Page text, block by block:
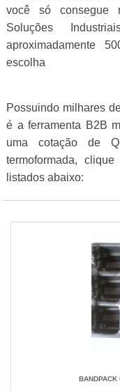
você só consegue
Soluções
aproximadamente
escolha
Possuindo milhares
é a ferramenta B2B
uma cotação de
termoformada,
listados abaixo:
BANDPACK